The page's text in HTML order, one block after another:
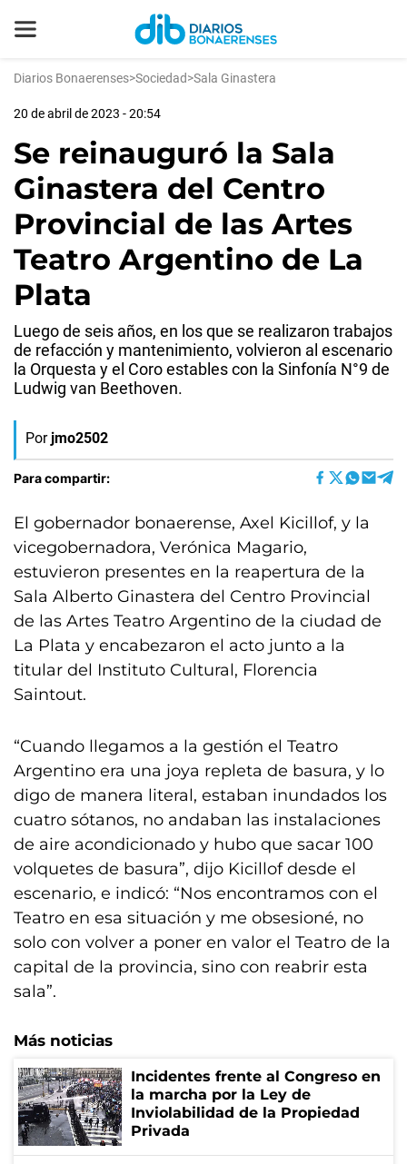
Diarios Bonaerenses>Sociedad>Sala Ginastera
20 de abril de 2023 - 20:54
Se reinauguró la Sala
Ginastera del Centro
Provincial de las Artes
Teatro Argentino de La
Plata
Luego de seis años, en los que se realizaron trabajos
de refacción y mantenimiento, volvieron al escenario
la Orquesta y el Coro estables con la Sinfonía N°9 de
Ludwig van Beethoven.
Por jmo2502
Para compartir:
El gobernador bonaerense, Axel Kicillof, y la
vicegobernadora, Verónica Magario,
estuvieron presentes en la reapertura de la
Sala Alberto Ginastera del Centro Provincial
de las Artes Teatro Argentino de la ciudad de
La Plata y encabezaron el acto junto a la
titular del Instituto Cultural, Florencia
Saintout.
“Cuando llegamos a la gestión el Teatro
Argentino era una joya repleta de basura, y lo
digo de manera literal, estaban inundados los
cuatro sótanos, no andaban las instalaciones
de aire acondicionado y hubo que sacar 100
volquetes de basura”, dijo Kicillof desde el
escenario, e indicó: “Nos encontramos con el
Teatro en esa situación y me obsesioné, no
solo con volver a poner en valor el Teatro de la
capital de la provincia, sino con reabrir esta
sala”.
Más noticias
Incidentes frente al Congreso en
la marcha por la Ley de
Inviolabilidad de la Propiedad
Privada